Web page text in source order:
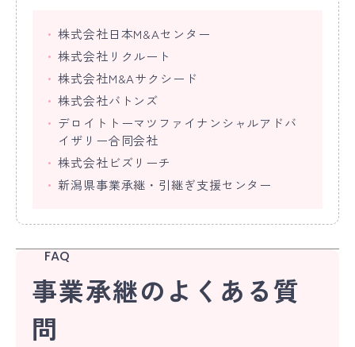
株式会社日本M&Aセンター
株式会社リクルート
株式会社M&Aサクシード
株式会社バトンズ
デロイトトーマツファイナンシャルアドバ
イザリー合同会社
株式会社ビズリーチ
新潟県事業承継・引継ぎ支援センター
FAQ
事業承継のよくある質
問